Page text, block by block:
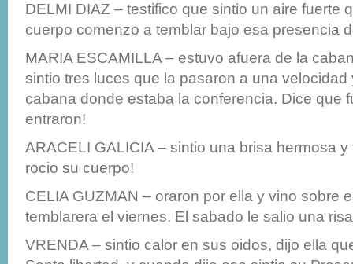
DELMI DIAZ – testifico que sintio un aire fuerte
cuerpo comenzo a temblar bajo esa presencia
MARIA ESCAMILLA – estuvo afuera de la
sintio tres luces que la pasaron a una velocidad
cabana donde estaba la conferencia. Dice que
entraron!
ARACELI GALICIA – sintio una brisa hermosa
rocio su cuerpo!
CELIA GUZMAN – oraron por ella y vino sobre
temblarera el viernes. El sabado le salio una
VRENDA – sintio calor en sus oidos, dijo ella